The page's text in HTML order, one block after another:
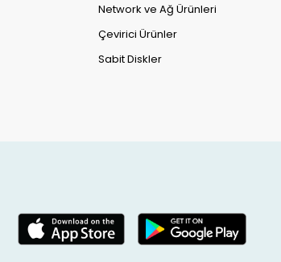
Network ve Ağ Ürünleri
Çevirici Ürünler
Sabit Diskler